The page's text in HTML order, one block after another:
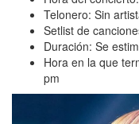
Telonero: Sin
Setlist de
Duración: Se
Hora en la que
pm